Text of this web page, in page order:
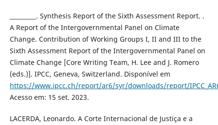
_________. Synthesis Report of the Sixth Assessment Report. .
A Report of the Intergovernmental Panel on Climate
Change. Contribution of Working Groups I, II and III to the
Sixth Assessment Report of the Intergovernmental Panel on
Climate Change [Core Writing Team, H. Lee and J. Romero
(eds.)]. IPCC, Geneva, Switzerland. Disponível em
https://www.ipcc.ch/report/ar6/syr/downloads/report/
Acesso em: 15 set. 2023.
LACERDA, Leonardo. A Corte Internacional de Justiça e a